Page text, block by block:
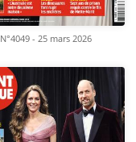
N°4049 - 25 mars 2026